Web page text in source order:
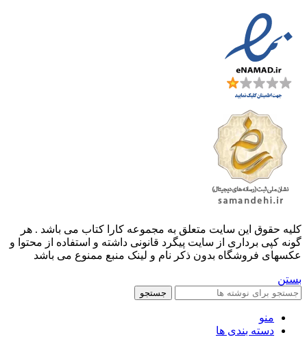
کليه حقوق اين سايت متعلق به مجموعه کارا کتاب می باشد . هر
گونه کپی برداری از سایت پیگرد قانونی داشته و استفاده از محتوا و
عکسهای فروشگاه بدون ذکر نام و لینک منبع ممنوع می باشد
بستن
جستجو
منو
دسته بندی ها